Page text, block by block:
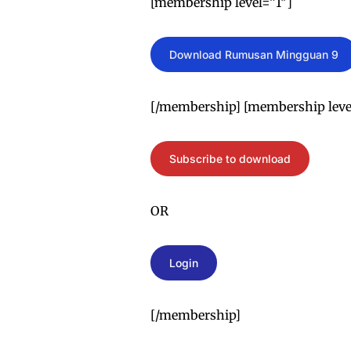
Download Rumusan Mingguan 9
[/membership] [membership
Subscribe to download
OR
Login
[/membership]